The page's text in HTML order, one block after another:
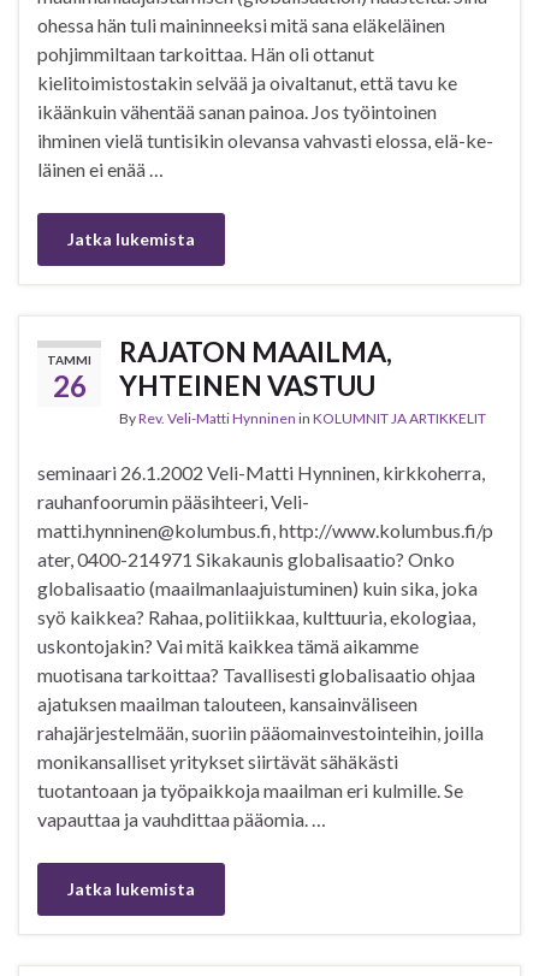
ohessa hän tuli maininneeksi mitä sana eläkeläinen
pohjimmiltaan tarkoittaa. Hän oli ottanut
kielitoimistostakin selvää ja oivaltanut, että tavu ke
ikäänkuin vähentää sanan painoa. Jos työintoinen
ihminen vielä tuntisikin olevansa vahvasti elossa, elä-ke-
läinen ei enää …
Jatka lukemista
TAMMI
26
RAJATON MAAILMA,
YHTEINEN VASTUU
ByRev. Veli-Matti Hynninen in KOLUMNIT JA ARTIKKELIT
seminaari 26.1.2002 Veli-Matti Hynninen, kirkkoherra,
rauhanfoorumin pääsihteeri, Veli-
matti.hynninen@kolumbus.fi, http://www.kolumbus.fi/p
ater, 0400-214971 Sikakaunis globalisaatio? Onko
globalisaatio (maailmanlaajuistuminen) kuin sika, joka
syö kaikkea? Rahaa, politiikkaa, kulttuuria, ekologiaa,
uskontojakin? Vai mitä kaikkea tämä aikamme
muotisana tarkoittaa? Tavallisesti globalisaatio ohjaa
ajatuksen maailman talouteen, kansainväliseen
rahajärjestelmään, suoriin pääomainvestointeihin, joilla
monikansalliset yritykset siirtävät sähäkästi
tuotantoaan ja työpaikkoja maailman eri kulmille. Se
vapauttaa ja vauhdittaa pääomia. …
Jatka lukemista